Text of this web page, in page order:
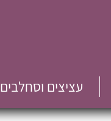
עציצים וסחלבים